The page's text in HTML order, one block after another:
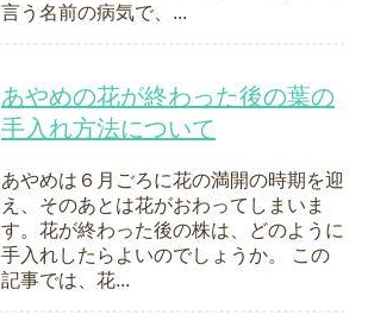
言う名前の病気で、...
あやめの花が終わった後の葉の
手入れ方法について
あやめは６月ごろに花の満開の時期を迎
え、そのあとは花がおわってしまいま
す。花が終わった後の株は、どのように
手入れしたらよいのでしょうか。 この
記事では、花...